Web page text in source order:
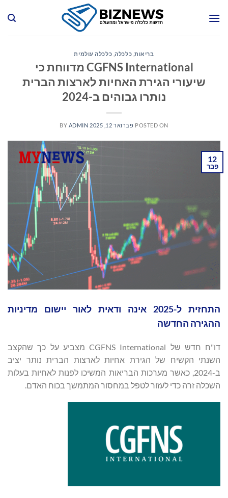
בריאות, כלכלה, כלכלה עולמית
CGFNS International מדווחת כי
שיעורי הגירת האחיות לארצות הברית
נותרו גבוהים ב-2024
POSTED ON פברואר 12, 2025 BY ADMIN
12
פבר
התחזית ל-2025 אינה ודאית לאור יישום מדיניות
ההגירה החדשה
דו"ח חדש של CGFNS International מצביע על כך שהקצב
השנתי הקשיח של הגירת אחיות לארצות הברית נותר יציב
ב-2024, כאשר מערכות הבריאות המשיכו לפנות לאחיות בעלות
השכלה זרה כדי לעזור לטפל במחסור המתמשך בכוח האדם.